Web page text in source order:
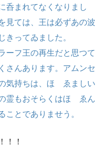
呑まれてなくなりまし
見ては、王は必ずあの波
きってゐました。
ーフ王の再生だと思つて
さんあります。アムンセ
気持ちは、ほゝゑましい
霊もおそらくはほゝゑん
ことでありませう。
！！